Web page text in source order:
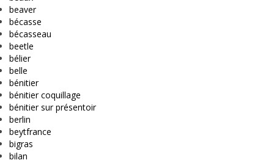
beaver
bécasse
bécasseau
beetle
bélier
belle
bénitier
bénitier coquillage
bénitier sur présentoir
berlin
beytfrance
bigras
bilan